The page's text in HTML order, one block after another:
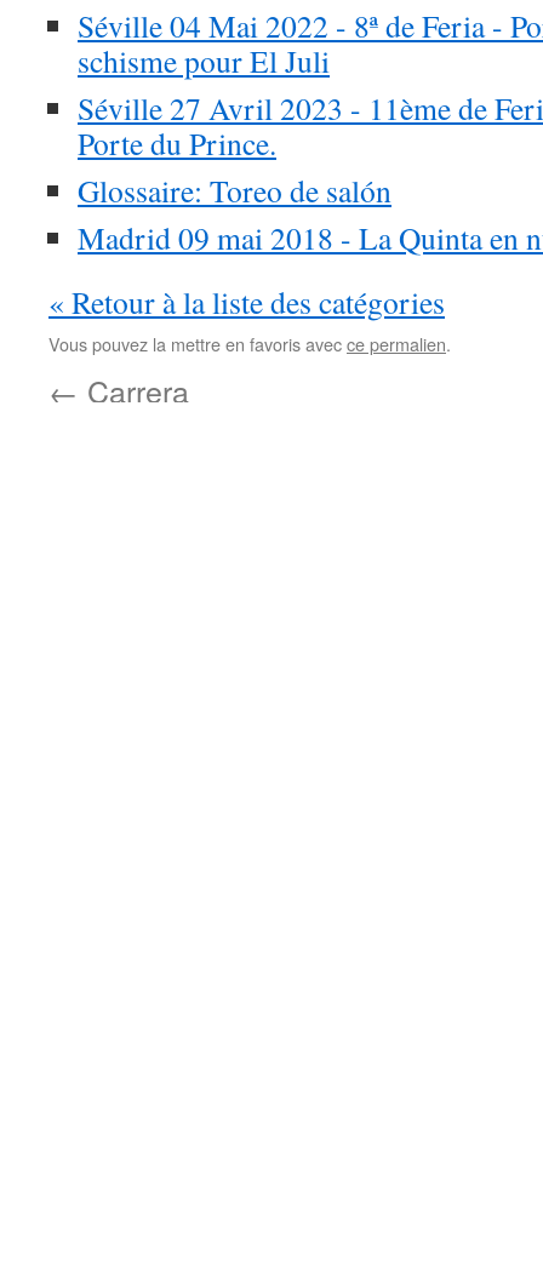
Séville 04 Mai 2022 - 8ª de Feria -
schisme pour El Juli
Séville 27 Avril 2023 - 11ème de
Porte du Prince.
Glossaire: Toreo de salón
Madrid 09 mai 2018 - La Quinta en
« Retour à la liste des catégories
Vous pouvez la mettre en favoris avecce permalien.
← Carrera